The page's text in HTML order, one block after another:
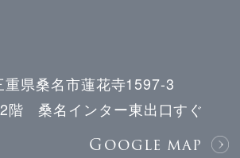
県桑名市蓮花寺1597-3
階 桑名インター東出口すぐ
Google map